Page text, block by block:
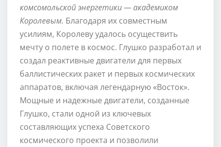
комсомольской энергетики — академиком
Королевым. Благодаря их совместным
усилиям, Королеву удалось осуществить
мечту о полете в космос. Глушко разработал и
создал реактивные двигатели для первых
баллистических ракет и первых космических
аппаратов, включая легендарную «Восток».
Мощные и надежные двигатели, созданные
Глушко, стали одной из ключевых
составляющих успеха Советского
космического проекта и позволили